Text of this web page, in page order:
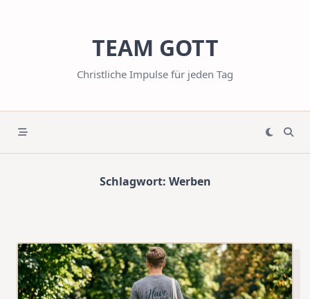
TEAM GOTT
Christliche Impulse für jeden Tag
Schlagwort: Werben